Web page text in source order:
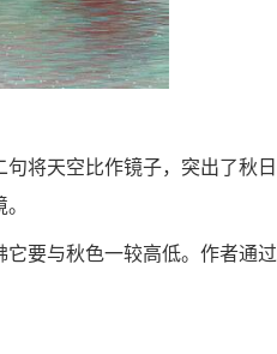
将天空比作镜子，突出了秋日
要与秋色一较高低。作者通过